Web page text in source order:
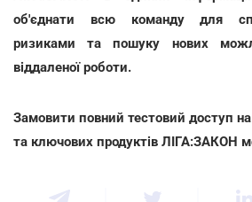
об'єднати всю команду для
ризиками та пошуку нових
віддаленої роботи.
Замовити повний тестовий доступ
та ключових продуктів ЛІГА:ЗАКОН